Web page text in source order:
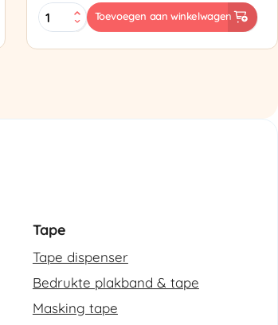
ES-
102
Toevoegen aan winkelwagen
Tape
Tape dispenser
Bedrukte plakband & tape
Masking tape